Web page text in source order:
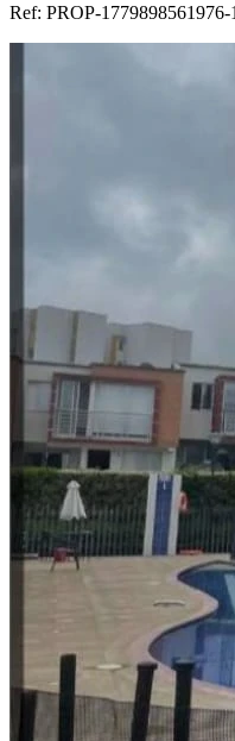
Ref: PROP-1779898561976-1